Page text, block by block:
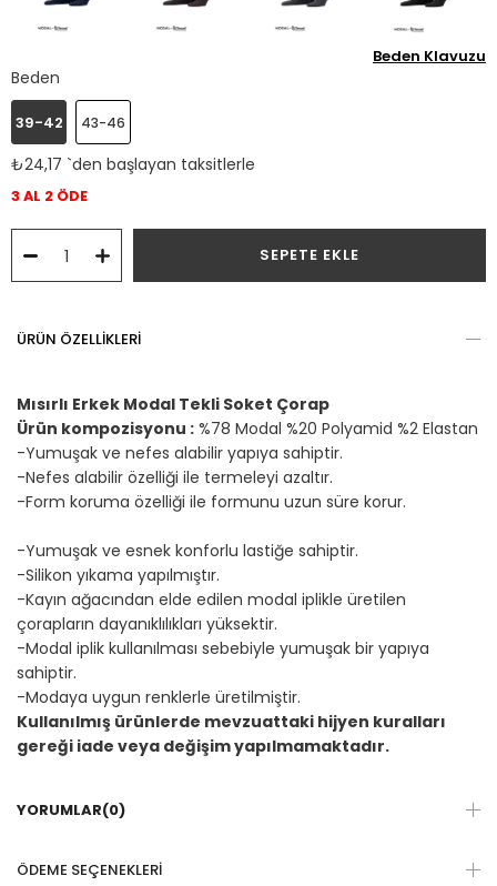
Beden Klavuzu
Beden
39-42 43-46
₺24,17 `den başlayan taksitlerle
3 AL 2 ÖDE
ÜRÜN ÖZELLIKLERI
Mısırlı Erkek Modal Tekli Soket Çorap
Ürün kompozisyonu : %78 Modal %20 Polyamid %2 Elastan
-Yumuşak ve nefes alabilir yapıya sahiptir.
-Nefes alabilir özelliği ile termeleyi azaltır.
-Form koruma özelliği ile formunu uzun süre korur.
-Yumuşak ve esnek konforlu lastiğe sahiptir.
-Silikon yıkama yapılmıştır.
-Kayın ağacından elde edilen modal iplikle üretilen
çorapların dayanıklılıkları yüksektir.
-Modal iplik kullanılması sebebiyle yumuşak bir yapıya
sahiptir.
-Modaya uygun renklerle üretilmiştir.
Kullanılmış ürünlerde mevzuattaki hijyen kuralları
gereği iade veya değişim yapılmamaktadır.
YORUMLAR(0)
ÖDEME SEÇENEKLERI